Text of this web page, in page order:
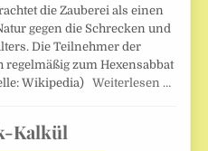
die Zauberei als einen
gegen die Schrecken und
Die Teilnehmer der
zum Hexensabbat
Wikipedia)Weiterlesen …
Kalkül